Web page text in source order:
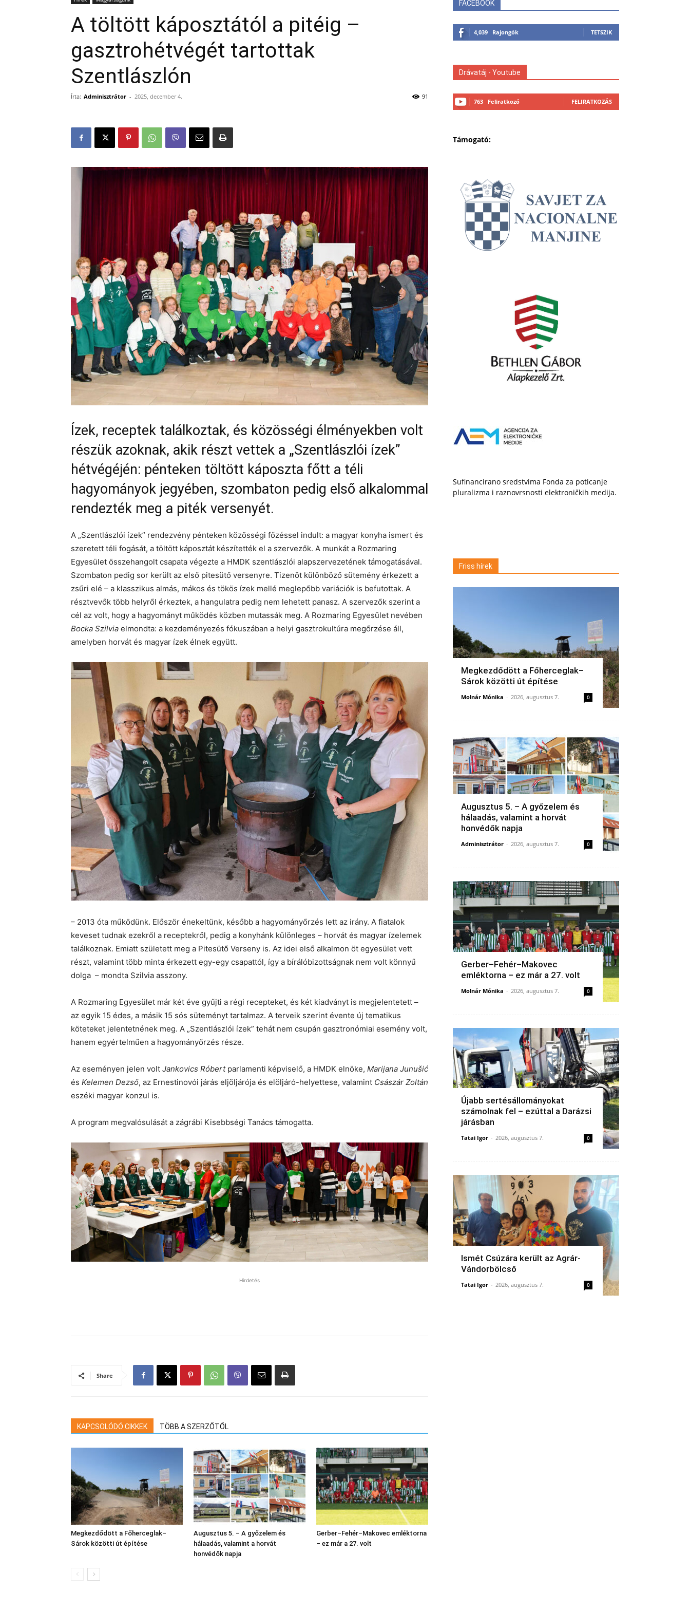
A töltött káposztától a pitéig –
gasztrohétvégét tartottak
Szentlászlón
Írta: Adminisztrátor - 2025, december 4. 91
Ízek, receptek találkoztak, és közösségi élményekben volt
részük azoknak, akik részt vettek a „Szentlászlói ízek”
hétvégéjén: pénteken töltött káposzta főtt a téli
hagyományok jegyében, szombaton pedig első alkalommal
rendezték meg a piték versenyét.
A „Szentlászlói ízek” rendezvény pénteken közösségi főzéssel indult: a magyar konyha ismert és
szeretett téli fogását, a töltött káposztát készítették el a szervezők. A munkát a Rozmaring
Egyesület összehangolt csapata végezte a HMDK szentlászlói alapszervezetének támogatásával.
Szombaton pedig sor került az első pitesütő versenyre. Tizenöt különböző sütemény érkezett a
zsűri elé – a klasszikus almás, mákos és tökös ízek mellé meglepőbb variációk is befutottak. A
résztvevők több helyről érkeztek, a hangulatra pedig nem lehetett panasz. A szervezők szerint a
cél az volt, hogy a hagyományt működés közben mutassák meg. A Rozmaring Egyesület nevében
Bocka Szilvia elmondta: a kezdeményezés fókuszában a helyi gasztrokultúra megőrzése áll,
amelyben horvát és magyar ízek élnek együtt.
– 2013 óta működünk. Először énekeltünk, később a hagyományőrzés lett az irány. A fiatalok
keveset tudnak ezekről a receptekről, pedig a konyhánk különleges – horvát és magyar ízelemek
találkoznak. Emiatt született meg a Pitesütő Verseny is. Az idei első alkalmon öt egyesület vett
részt, valamint több minta érkezett egy-egy csapattól, így a bírálóbizottságnak nem volt könnyű
dolga – mondta Szilvia asszony.
A Rozmaring Egyesület már két éve gyűjti a régi recepteket, és két kiadványt is megjelentetett –
az egyik 15 édes, a másik 15 sós süteményt tartalmaz. A terveik szerint évente új tematikus
köteteket jelentetnének meg. A „Szentlászlói ízek” tehát nem csupán gasztronómiai esemény volt,
hanem egyértelműen a hagyományőrzés része.
Az eseményen jelen volt Jankovics Róbertparlamenti képviselő, a HMDK elnöke, Marijana Junušić
és Kelemen Dezső, az Ernestinovói járás eljöljárója és elöljáró-helyettese, valamint Császár Zoltán
eszéki magyar konzul is.
A program megvalósulását a zágrábi Kisebbségi Tanács támogatta.
Hirdetés
Share
KAPCSOLÓDÓ CIKKEK TÖBB A SZERZŐTŐL
Megkezdődött a Főherceglak–
Sárok közötti út építése
Augusztus 5. – A győzelem és
hálaadás, valamint a horvát
honvédők napja
Gerber–Fehér–Makovec emléktorna
– ez már a 27. volt
FACEBOOK
4,039 Rajongók TETSZIK
Drávatáj - Youtube
763 Feliratkozó FELIRATKOZÁS
Támogató:
Sufinancirano sredstvima Fonda za poticanje
pluralizma i raznovrsnosti elektroničkih medija.
Friss hírek
Megkezdődött a Főherceglak–
Sárok közötti út építése
Molnár Mónika - 2026, augusztus 7. 0
Augusztus 5. – A győzelem és
hálaadás, valamint a horvát
honvédők napja
Adminisztrátor - 2026, augusztus 7. 0
Gerber–Fehér–Makovec
emléktorna – ez már a 27. volt
Molnár Mónika - 2026, augusztus 7. 0
Újabb sertésállományokat
számolnak fel – ezúttal a Darázsi
járásban
Tatai Igor - 2026, augusztus 7. 0
Ismét Csúzára került az Agrár-
Vándorbölcső
Tatai Igor - 2026, augusztus 7. 0